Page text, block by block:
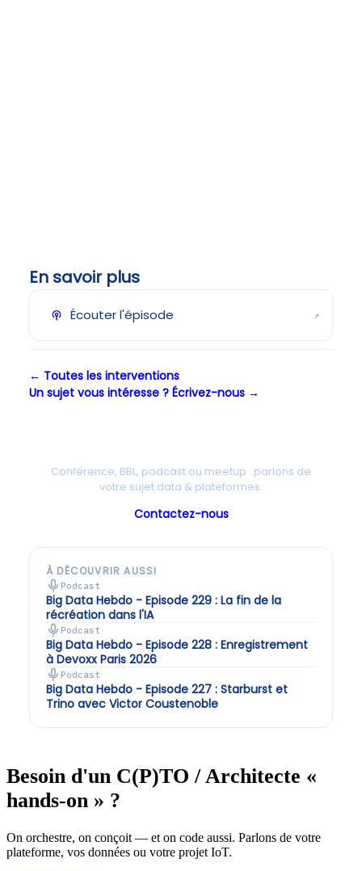
En savoir plus
Écouter l'épisode ↗
← Toutes les interventions
Un sujet vous intéresse ? Écrivez-nous →
Conférence, BBL, podcast ou meetup : parlons de
votre sujet data & plateformes.
Contactez-nous
À DÉCOUVRIR AUSSI
Podcast
Big Data Hebdo - Episode 229 : La fin de la
récréation dans l'IA
Podcast
Big Data Hebdo - Episode 228 : Enregistrement
à Devoxx Paris 2026
Podcast
Big Data Hebdo - Episode 227 : Starburst et
Trino avec Victor Coustenoble
Besoin d'un C(P)TO / Architecte «
hands-on » ?
On orchestre, on conçoit — et on code aussi. Parlons de votre
plateforme, vos données ou votre projet IoT.